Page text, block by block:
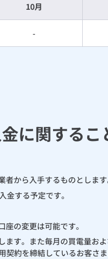
10月
-
に関するこ
から入手するものとします
する予定です。
の変更は可能です。
す。また毎月の買電量お
約を締結しているお客さま